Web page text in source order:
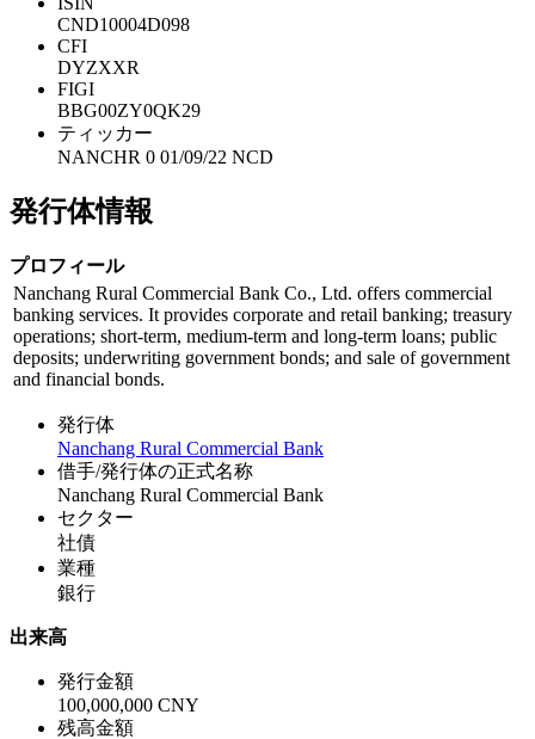
CND10004D098
CFI
DYZXXR
FIGI
BBG00ZY0QK29
ティッカー
NANCHR 0 01/09/22 NCD
発行体情報
プロフィール
Nanchang Rural Commercial Bank Co., Ltd. offers commercial
banking services. It provides corporate and retail banking; treasury
operations; short-term, medium-term and long-term loans; public
deposits; underwriting government bonds; and sale of government
and financial bonds.
発行体
Nanchang Rural Commercial Bank
借手/発行体の正式名称
Nanchang Rural Commercial Bank
セクター
社債
業種
銀行
出来高
発行金額
100,000,000 CNY
残高金額